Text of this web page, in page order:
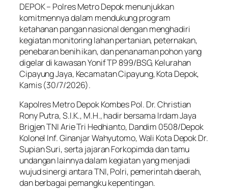
DEPOK – Polres Metro Depok menunjukkan
komitmennya dalam mendukung program
ketahanan pangan nasional dengan menghadiri
kegiatan monitoring lahan pertanian, peternakan,
penebaran benih ikan, dan penanaman pohon yang
digelar di kawasan Yonif TP 899/BSG, Kelurahan
Cipayung Jaya, Kecamatan Cipayung, Kota Depok,
Kamis (30/7/2026).
Kapolres Metro Depok Kombes Pol. Dr. Christian
Rony Putra, S.I.K., M.H., hadir bersama Irdam Jaya
Brigjen TNI Arie Tri Hedhianto, Dandim 0508/Depok
Kolonel Inf. Ginanjar Wahyutomo, Wali Kota Depok Dr.
Supian Suri, serta jajaran Forkopimda dan tamu
undangan lainnya dalam kegiatan yang menjadi
wujud sinergi antara TNI, Polri, pemerintah daerah,
dan berbagai pemangku kepentingan.